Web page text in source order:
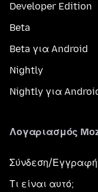
Developer Edition
Beta
Beta για Android
Nightly
Nightly για
Λογαριασμός
Σύνδεση/Εγγραφή
Τι είναι αυτό;